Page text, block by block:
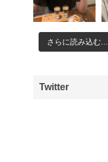
さらに読み込む...
Twitter